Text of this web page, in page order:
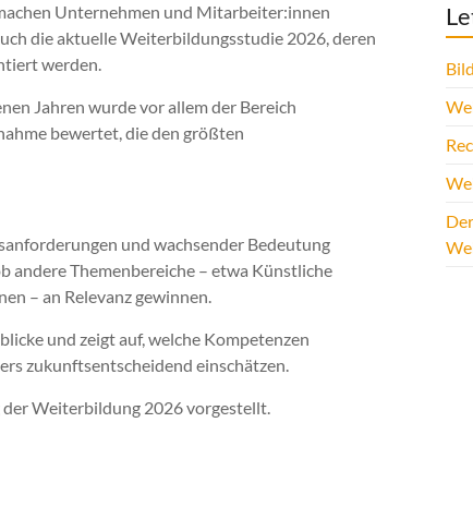
Unternehmen und Mitarbeiter:innen
die aktuelle Weiterbildungsstudie 2026, deren
werden.
Jahren wurde vor allem der Bereich
bewertet, die den größten
und wachsender Bedeutung
andere Themenbereiche – etwa Künstliche
– an Relevanz gewinnen.
und zeigt auf, welche Kompetenzen
zukunftsentscheidend einschätzen.
der Weiterbildung 2026 vorgestellt.